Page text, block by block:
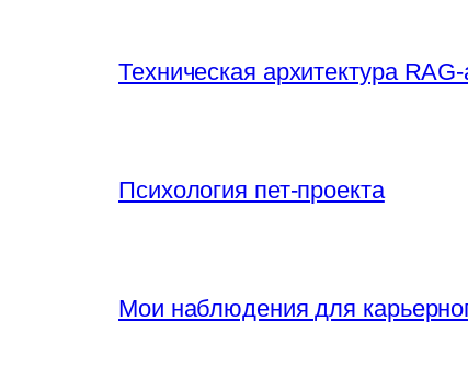
Техническая архитектура RAG-
Психология пет-проекта
Мои наблюдения для